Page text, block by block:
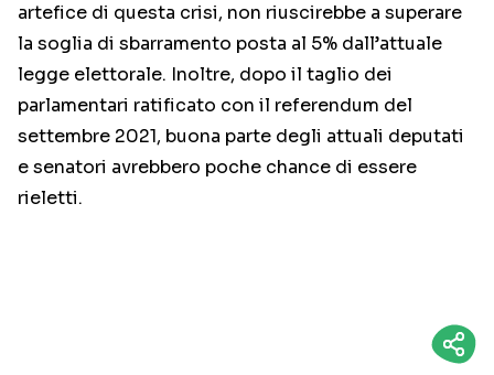
artefice di questa crisi, non riuscirebbe a superare
la soglia di sbarramento posta al 5% dall’attuale
legge elettorale. Inoltre, dopo il taglio dei
parlamentari ratificato con il referendum del
settembre 2021, buona parte degli attuali deputati
e senatori avrebbero poche chance di essere
rieletti.